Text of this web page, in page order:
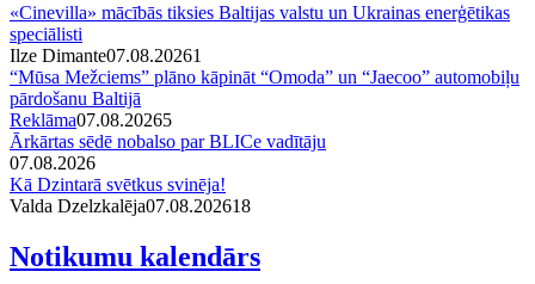
«Cinevilla» mācībās tiksies Baltijas valstu un Ukrainas enerģētikas
speciālisti
Ilze Dimante07.08.20261
“Mūsa Mežciems” plāno kāpināt “Omoda” un “Jaecoo” automobiļu
pārdošanu Baltijā
Reklāma07.08.20265
Ārkārtas sēdē nobalso par BLICe vadītāju
07.08.2026
Kā Dzintarā svētkus svinēja!
Valda Dzelzkalēja07.08.202618
Notikumu kalendārs